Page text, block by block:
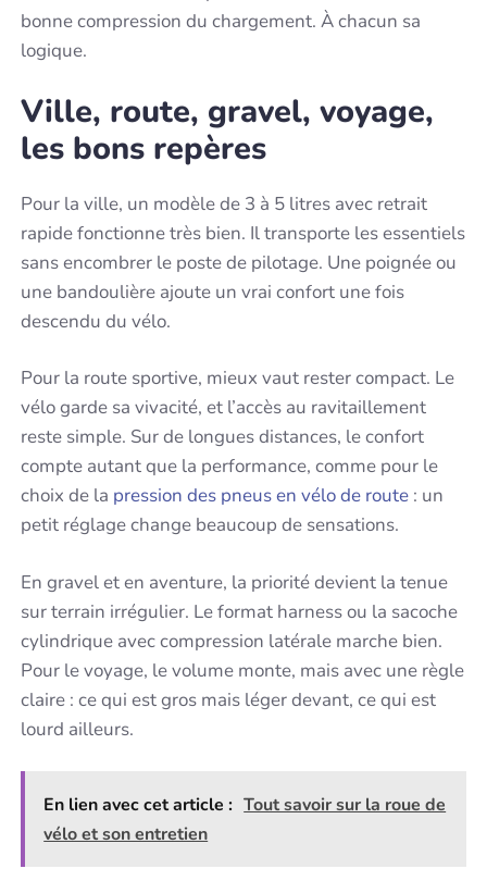
bonne compression du chargement. À chacun sa
logique.
Ville, route, gravel, voyage,
les bons repères
Pour la ville, un modèle de 3 à 5 litres avec retrait
rapide fonctionne très bien. Il transporte les essentiels
sans encombrer le poste de pilotage. Une poignée ou
une bandoulière ajoute un vrai confort une fois
descendu du vélo.
Pour la route sportive, mieux vaut rester compact. Le
vélo garde sa vivacité, et l’accès au ravitaillement
reste simple. Sur de longues distances, le confort
compte autant que la performance, comme pour le
choix de la pression des pneus en vélo de route : un
petit réglage change beaucoup de sensations.
En gravel et en aventure, la priorité devient la tenue
sur terrain irrégulier. Le format harness ou la sacoche
cylindrique avec compression latérale marche bien.
Pour le voyage, le volume monte, mais avec une règle
claire : ce qui est gros mais léger devant, ce qui est
lourd ailleurs.
En lien avec cet article : Tout savoir sur la roue de
vélo et son entretien